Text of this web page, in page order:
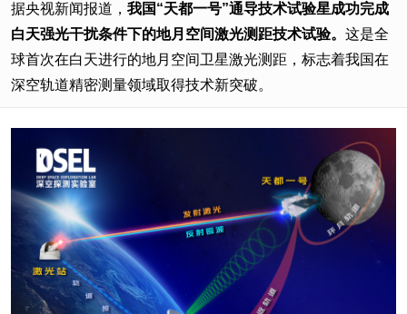
据央视新闻报道， 我国“天都一号”通导技术试验星成功完成
白天强光干扰条件下的地月空间激光测距技术试验。 这是全
球首次在白天进行的地月空间卫星激光测距，标志着我国在
深空轨道精密测量领域取得技术新突破。